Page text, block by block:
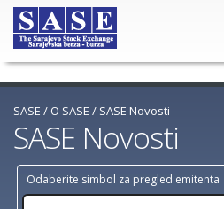
SASE / O SASE / SASE Novosti
Odaberite simbol za pregled emitenta
SASE Novosti